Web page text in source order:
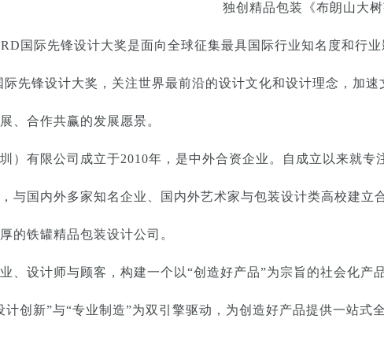
独创精品包装《布朗山大树
国际先锋设计大奖是面向全球征集最具国际行业知名度和行
先锋设计大奖，关注世界最前沿的设计文化和设计理念，加
、合作共赢的发展愿景。
）有限公司成立于2010年，是中外合资企业。自成立以来就
与国内外多家知名企业、国内外艺术家与包装设计类高校建
的铁罐精品包装设计公司。
、设计师与顾客，构建一个以“创造好产品”为宗旨的社会化产
计创新”与“专业制造”为双引擎驱动，为创造好产品提供一站